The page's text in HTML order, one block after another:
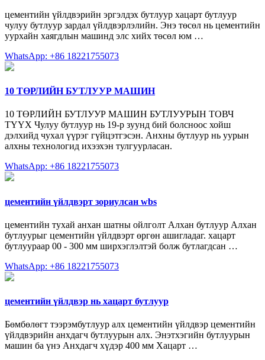
цементийн үйлдвэрийн эргэлдэх бутлуур хацарт бутлуур
чулуу бутлуур зардал үйлдвэрлэлийн. Энэ төсөл нь цементийн
уурхайн хаягдлын машинд элс хийх төсөл юм …
WhatsApp: +86 18221755073
10 ТӨРЛИЙН БУТЛУУР МАШИН
10 ТӨРЛИЙН БУТЛУУР МАШИН БУТЛУУРЫН ТОВЧ
ТҮҮХ Чулуу бутлуур нь 19-р зуунд бий болсноос хойш
дэлхийд чухал үүрэг гүйцэтгэсэн. Анхны бутлуур нь уурын
алхны технологид ихээхэн тулгуурласан.
WhatsApp: +86 18221755073
цементийн үйлдвэрт зориулсан wbs
цементийн тухай анхан шатны ойлголт Алхан бутлуур Алхан
бутлуурыг цементийн үйлдвэрт өргөн ашигладаг. хацарт
бутлуураар 00 - 300 мм ширхэглэлтэй болж бутлагдсан …
WhatsApp: +86 18221755073
цементийн үйлдвэр нь хацарт бутлуур
Бөмбөлөгт тээрэмбутлуур алх цементийн үйлдвэр цементийн
үйлдвэрийн анхдагч бутлуурын алх. Энэтхэгийн бутлуурын
машин ба үнэ Анхдагч хүдэр 400 мм Хацарт …